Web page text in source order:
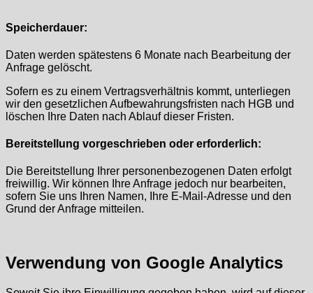
Speicherdauer:
Daten werden spätestens 6 Monate nach Bearbeitung der
Anfrage gelöscht.
Sofern es zu einem Vertragsverhältnis kommt, unterliegen
wir den gesetzlichen Aufbewahrungsfristen nach HGB und
löschen Ihre Daten nach Ablauf dieser Fristen.
Bereitstellung vorgeschrieben oder erforderlich:
Die Bereitstellung Ihrer personenbezogenen Daten erfolgt
freiwillig. Wir können Ihre Anfrage jedoch nur bearbeiten,
sofern Sie uns Ihren Namen, Ihre E-Mail-Adresse und den
Grund der Anfrage mitteilen.
Verwendung von Google Analytics